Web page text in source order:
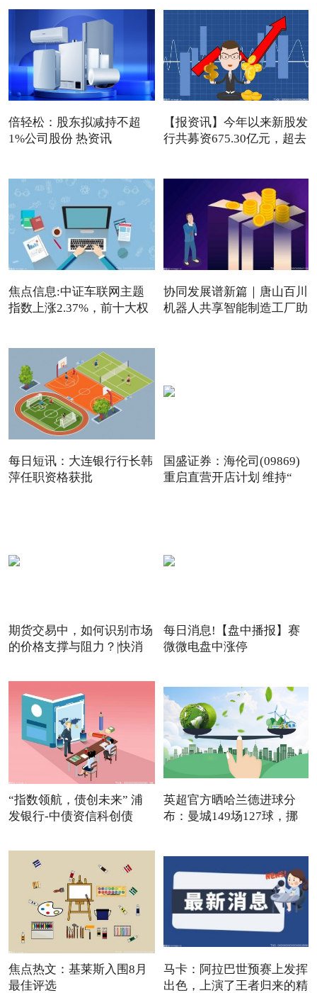
倍轻松：股东拟减持不超
1%公司股份 热资讯
【报资讯】今年以来新股发
行共募资675.30亿元，超去
焦点信息:中证车联网主题
指数上涨2.37%，前十大权
协同发展谱新篇｜唐山百川
机器人共享智能制造工厂助
每日短讯：大连银行行长韩
萍任职资格获批
国盛证券：海伦司(09869)
重启直营开店计划 维持“
期货交易中，如何识别市场
的价格支撑与阻力？|快消
每日消息!【盘中播报】赛
微微电盘中涨停
“指数领航，债创未来” 浦
发银行-中债资信科创债
英超官方晒哈兰德进球分
布：曼城149场127球，挪
焦点热文：基莱斯入围8月
最佳评选
马卡：阿拉巴世预赛上发挥
出色，上演了王者归来的精